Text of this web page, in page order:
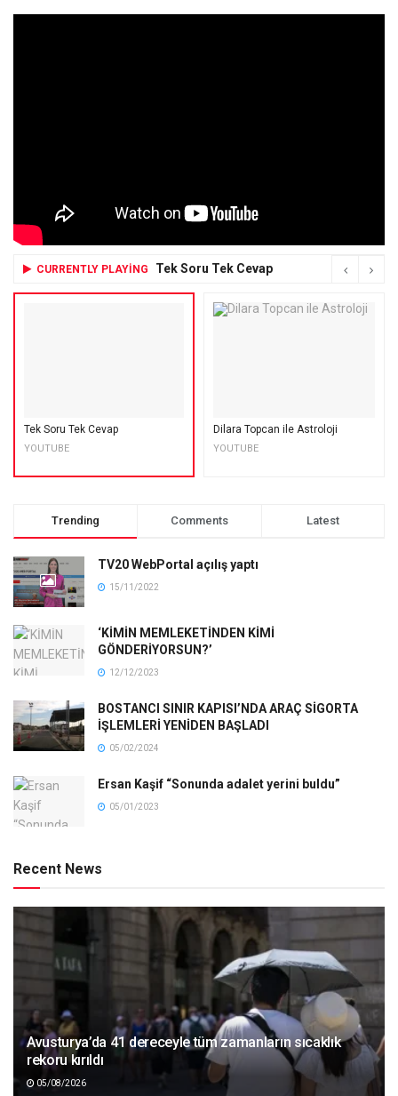
CURRENTLY PLAYING Tek Soru Tek Cevap
Tek Soru Tek Cevap
YOUTUBE
Dilara Topcan ile Astroloji
YOUTUBE
Trending Comments Latest
TV20 WebPortal açılış yaptı
15/11/2022
‘KİMİN MEMLEKETİNDEN KİMİ
GÖNDERİYORSUN?’
12/12/2023
BOSTANCI SINIR KAPISI’NDA ARAÇ SİGORTA
İŞLEMLERİ YENİDEN BAŞLADI
05/02/2024
Ersan Kaşif “Sonunda adalet yerini buldu”
05/01/2023
Recent News
Avusturya’da 41 dereceyle tüm zamanların sıcaklık
rekoru kırıldı
05/08/2026